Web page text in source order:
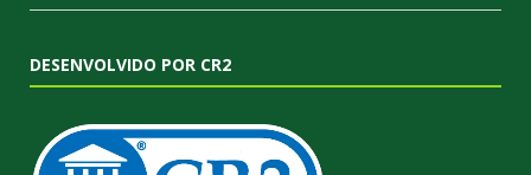
DESENVOLVIDO POR CR2